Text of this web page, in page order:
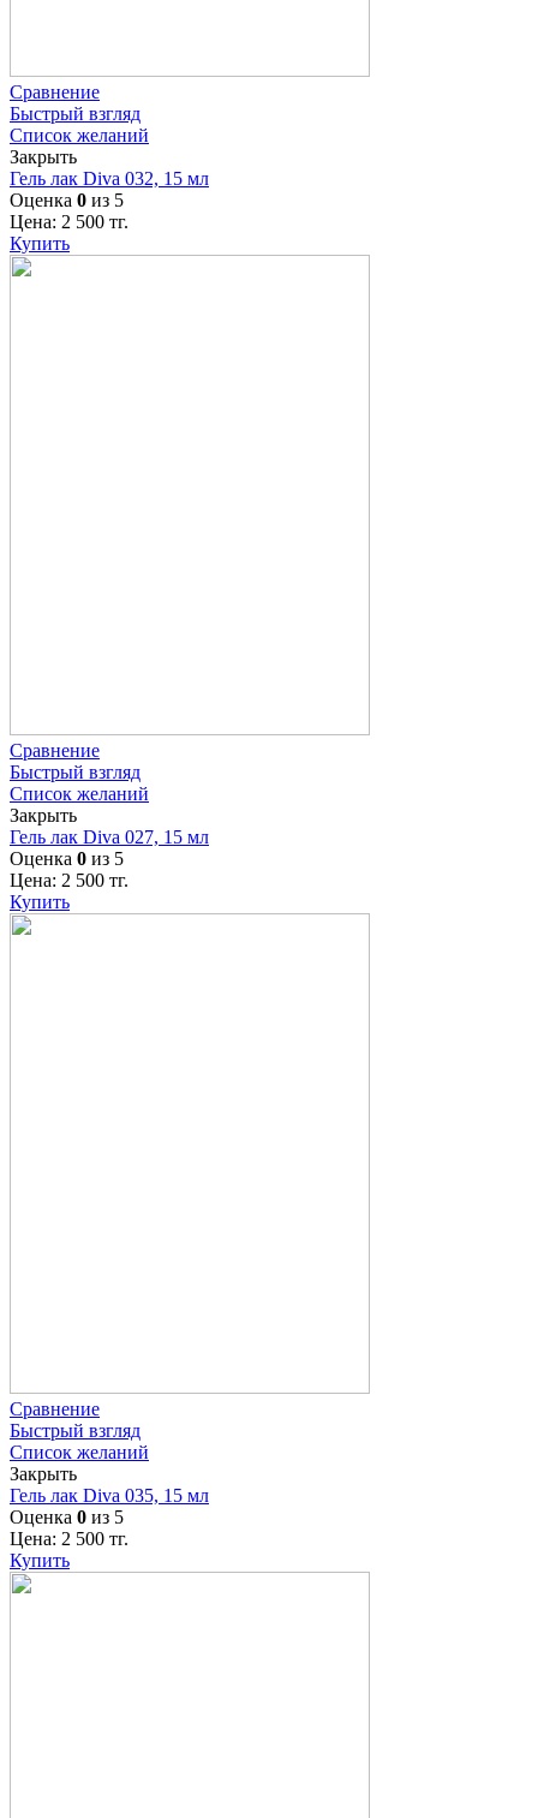
Сравнение
Быстрый взгляд
Список желаний
Закрыть
Гель лак Diva 032, 15 мл
Оценка 0 из 5
Цена: 2 500 тг.
Купить
Сравнение
Быстрый взгляд
Список желаний
Закрыть
Гель лак Diva 027, 15 мл
Оценка 0 из 5
Цена: 2 500 тг.
Купить
Сравнение
Быстрый взгляд
Список желаний
Закрыть
Гель лак Diva 035, 15 мл
Оценка 0 из 5
Цена: 2 500 тг.
Купить